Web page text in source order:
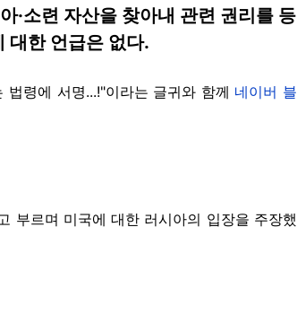
·소련 자산을 찾아내 관련 권리를 등
대한 언급은 없다.
령에 서명...!"이라는 글귀와 함께 네이버 블
부르며 미국에 대한 러시아의 입장을 주장했